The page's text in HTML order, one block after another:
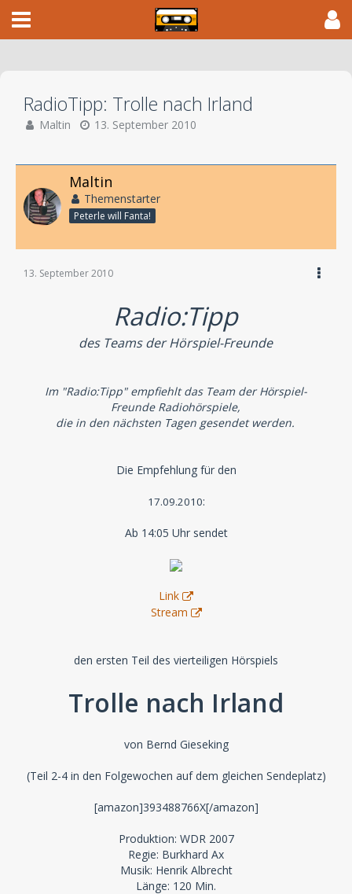
RadioTipp: Trolle nach Irland
Maltin 13. September 2010
Maltin
Themenstarter
Peterle will Fanta!
13. September 2010
Radio:Tipp
des Teams der Hörspiel-Freunde
Im "Radio:Tipp" empfiehlt das Team der Hörspiel-
Freunde Radiohörspiele,
die in den nächsten Tagen gesendet werden.
Die Empfehlung für den
17.09.2010:
Ab 14:05 Uhr sendet
Link
Stream
den ersten Teil des vierteiligen Hörspiels
Trolle nach Irland
von Bernd Gieseking
(Teil 2-4 in den Folgewochen auf dem gleichen Sendeplatz)
[amazon]393488766X[/amazon]
Produktion: WDR 2007
Regie: Burkhard Ax
Musik: Henrik Albrecht
Länge: 120 Min.